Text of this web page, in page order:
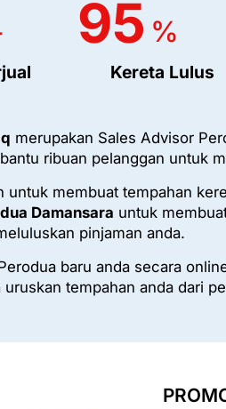
Kereta Lulus
95 %
merupakan Sales Advisor
ribuan pelanggan untuk
untuk membuat tempahan
Damansara untuk
pinjaman anda.
baru anda secara
uruskan tempahan anda dari